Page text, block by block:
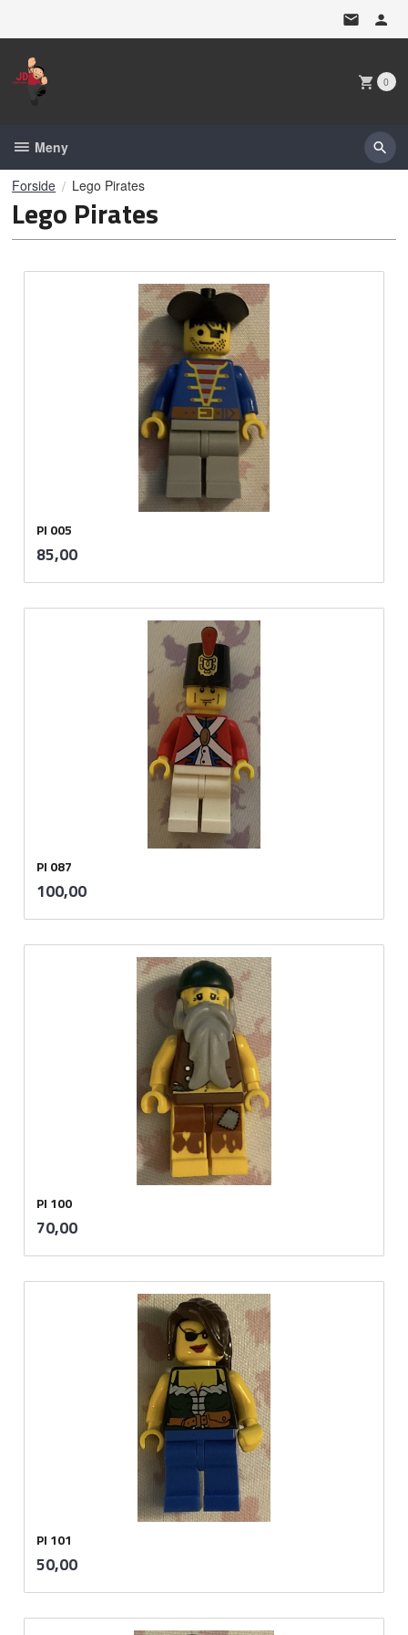
0
Meny
Forside Lego Pirates
Lego Pirates
PI 005
Pris
85,00mva.
PI 087
Pris
100,00mva.
PI 100
Pris
70,00mva.
PI 101
Pris
50,00mva.